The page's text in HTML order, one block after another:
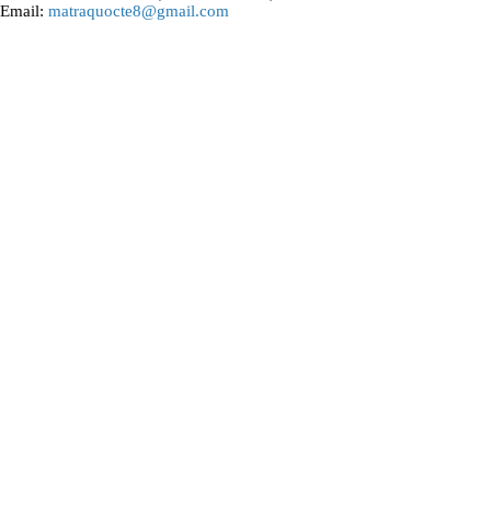
Email: matraquocte8@gmail.com